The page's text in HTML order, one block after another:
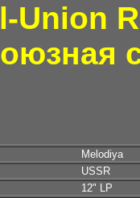
Union
Melodiya
USSR
12" LP